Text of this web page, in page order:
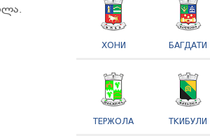
ХОНИ БАГДАТИ
ТЕРЖОЛА ТКИБУЛИ